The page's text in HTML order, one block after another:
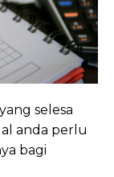
selesa
anda perlu
bagi